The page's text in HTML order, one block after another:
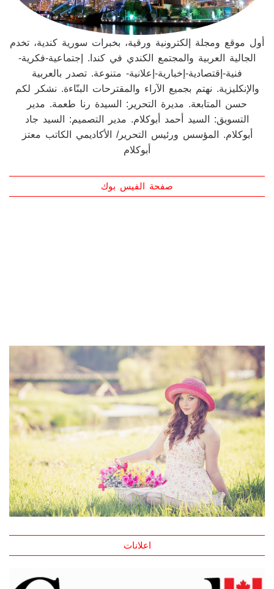
أول موقع ومجلة إلكترونية ورقية، بخبرات سورية كندية، تخدم
الجالية العربية والمجتمع الكندي في كندا. إجتماعية-فكرية-
فنية-إقتصادية-إخبارية-إعلانية- متنوعة. تصدر بالعربية
والإنكليزية. نهتم بجميع الآراء والمقترحات البنّاءة. نشكر لكم
حسن المتابعة. مديرة التحرير: السيدة رنا طعمة. مدير
أبوكلام. المؤسس ورئيس التحرير/ الأكاديمي الكاتب معتز
أبوكلام